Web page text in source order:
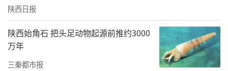
此次挂职人员共21人，学科背景涉及农学、畜
陕西日报
陕西始角石 把头足动物起源前推约3000
万年
三秦都市报